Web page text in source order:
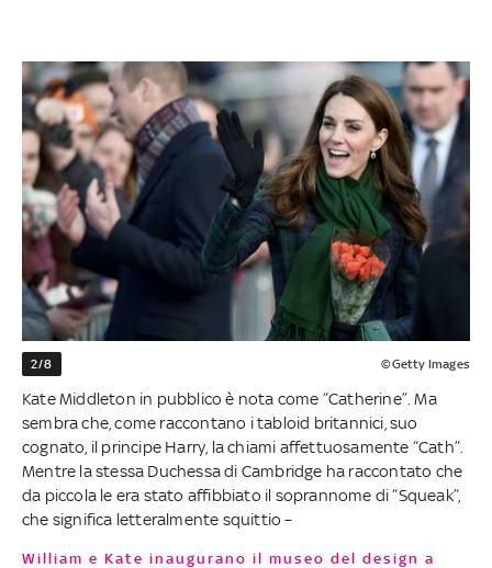
2/8 ©Getty Images
Kate Middleton in pubblico è nota come “Catherine”. Ma
sembra che, come raccontano i tabloid britannici, suo
cognato, il principe Harry, la chiami affettuosamente “Cath”.
Mentre la stessa Duchessa di Cambridge ha raccontato che
da piccola le era stato affibbiato il soprannome di “Squeak”,
che significa letteralmente squittio –
William e Kate inaugurano il museo del design a